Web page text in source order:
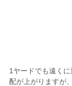
1ヤードでも遠く
配が上がりますが